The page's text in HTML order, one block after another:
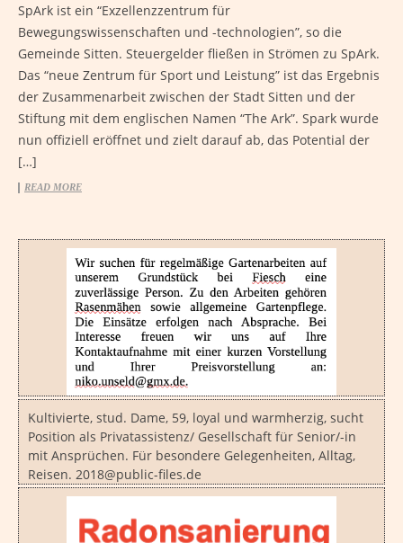
SpArk ist ein “Exzellenzzentrum für
Bewegungswissenschaften und -technologien”, so die
Gemeinde Sitten. Steuergelder fließen in Strömen zu SpArk.
Das “neue Zentrum für Sport und Leistung” ist das Ergebnis
der Zusammenarbeit zwischen der Stadt Sitten und der
Stiftung mit dem englischen Namen “The Ark”. Spark wurde
nun offiziell eröffnet und zielt darauf ab, das Potential der
[…]
READ MORE
Kultivierte, stud. Dame, 59, loyal und warmherzig, sucht
Position als Privatassistenz/ Gesellschaft für Senior/-in
mit Ansprüchen. Für besondere Gelegenheiten, Alltag,
Reisen. 2018@public-files.de